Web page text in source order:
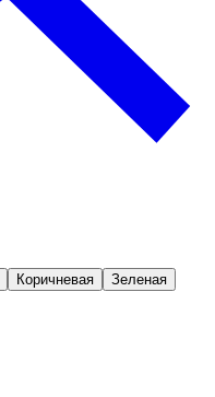
Коричневая Зеленая